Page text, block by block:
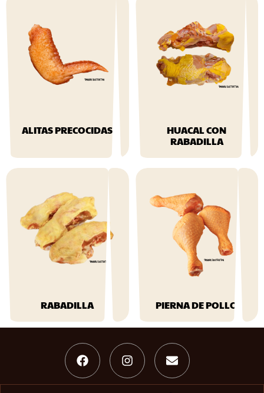
ALITAS PRECOCIDAS
HUACAL CON
RABADILLA
RABADILLA PIERNA DE POLLO